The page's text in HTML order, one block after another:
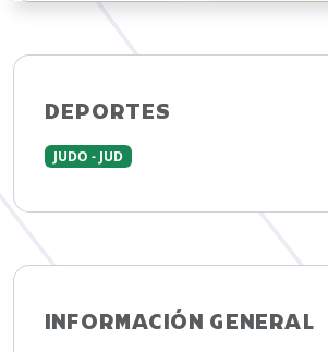
DEPORTES
JUDO - JUD
INFORMACIÓN GENERAL